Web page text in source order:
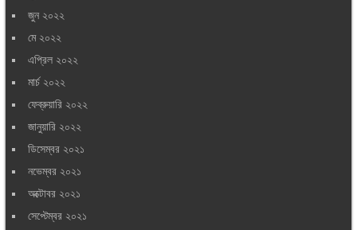
জুন ২০২২
মে ২০২২
এপ্রিল ২০২২
মার্চ ২০২২
ফেব্রুয়ারি ২০২২
জানুয়ারি ২০২২
ডিসেম্বর ২০২১
নভেম্বর ২০২১
অক্টোবর ২০২১
সেপ্টেম্বর ২০২১